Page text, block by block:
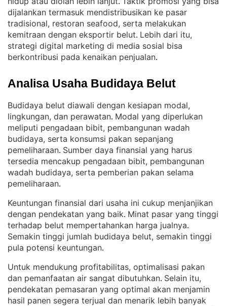
dijalankan termasuk mendistribusikan ke pasar
tradisional, restoran seafood, serta melakukan
kemitraan dengan eksportir belut. Lebih dari itu,
strategi digital marketing di media sosial bisa
berkontribusi pada kenaikan penjualan.
Analisa Usaha Budidaya Belut
Budidaya belut diawali dengan kesiapan modal,
lingkungan, dan perawatan. Modal yang diperlukan
meliputi pengadaan bibit, pembangunan wadah
budidaya, serta konsumsi pakan sepanjang
pemeliharaan. Sumber daya finansial yang harus
tersedia mencakup pengadaan bibit, pembangunan
wadah budidaya, serta pemberian pakan selama
pemeliharaan.
Keuntungan finansial dari usaha ini cukup menjanjikan
dengan pendekatan yang baik. Minat pasar yang tinggi
terhadap belut mempertahankan harga jualnya
Semakin tinggi jumlah budidaya belut, semakin tinggi
pula potensi keuntungan.
Untuk mendukung profitabilitas, optimalisasi pakan
dan pemanfaatan air sangat dibutuhkan. Selain itu,
pendekatan pemasaran yang optimal akan menjamin
hasil panen segera terjual dan menarik lebih banyak